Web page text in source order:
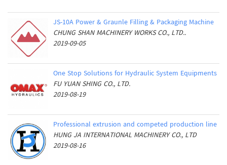
JS-10A Power & Graunle Filling & Packaging Machine
CHUNG SHAN MACHINERY WORKS CO., LTD..
2019-09-05
One Stop Solutions for Hydraulic System Equipments
FU YUAN SHING CO., LTD.
2019-08-19
Professional extrusion and competed production line
HUNG JA INTERNATIONAL MACHINERY CO., LTD
2019-08-16